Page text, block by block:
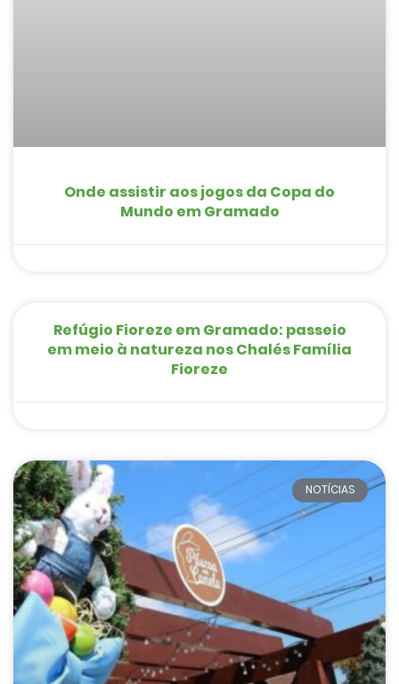
Onde assistir aos jogos da Copa do
Mundo em Gramado
Refúgio Fioreze em Gramado: passeio
em meio à natureza nos Chalés Família
Fioreze
NOTÍCIAS